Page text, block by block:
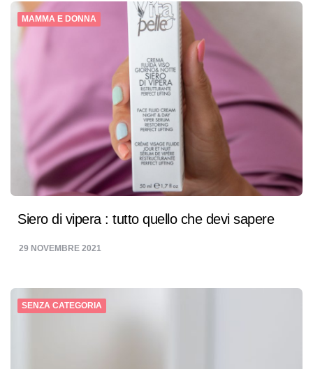
MAMMA E DONNA
Siero di vipera : tutto quello che devi sapere
29 NOVEMBRE 2021
SENZA CATEGORIA